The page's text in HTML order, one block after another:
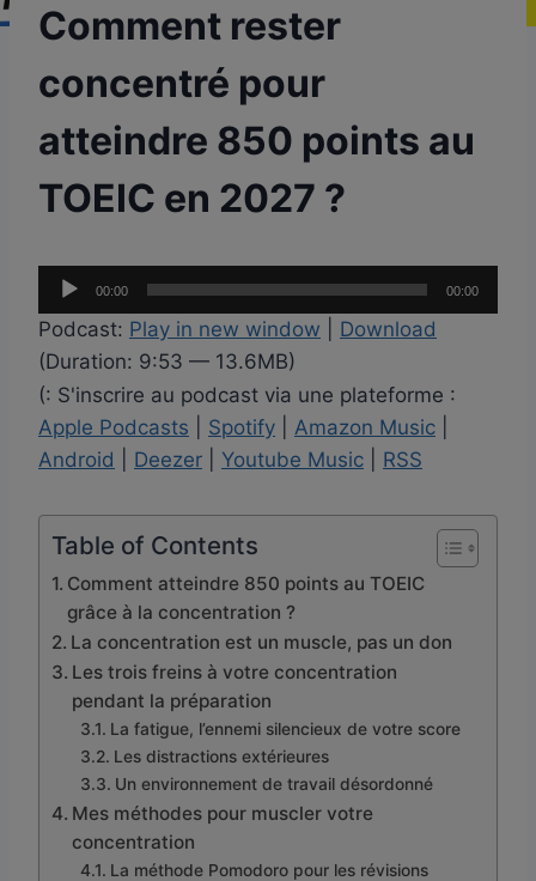
Comment rester
concentré pour
atteindre 850 points au
TOEIC en 2027 ?
e
c
t
e
u
r
00:00 00:00
Podcast: Play in new window
Download
(Duration: 9:53 — 13.6MB)
(: S'inscrire au podcast via une plateforme :
Apple Podcasts
Spotify Amazon Music
Android
Deezer Youtube Music RSS
Table of Contents
Comment atteindre 850 points au TOEIC
grâce à la concentration ?
La concentration est un muscle, pas un don
Les trois freins à votre concentration
pendant la préparation
La fatigue, l’ennemi silencieux de votre score
Les distractions extérieures
Un environnement de travail désordonné
Mes méthodes pour muscler votre
concentration
La méthode Pomodoro pour les révisions